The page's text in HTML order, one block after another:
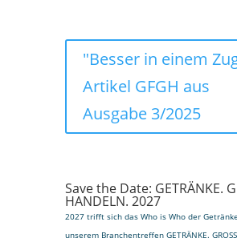
"Besser in einem
Artikel GFGH aus
Ausgabe 3/2025
Save the Date: GETRÄNKE.
HANDELN. 2027
2027 trifft sich das Who is Who der
unserem Branchentreffen GETRÄNKE.